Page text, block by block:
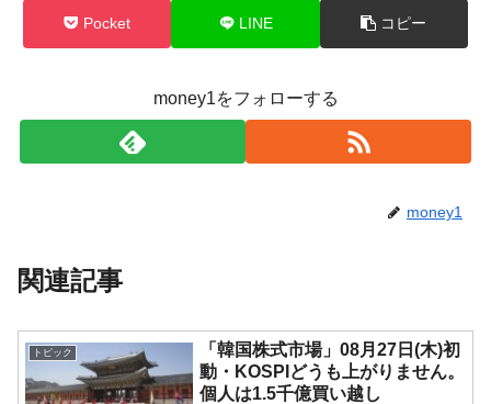
Pocket LINE コピー
money1をフォローする
money1
関連記事
トピック
「韓国株式市場」08月27日(木)初
動・KOSPIどうも上がりません。
個人は1.5千億買い越し